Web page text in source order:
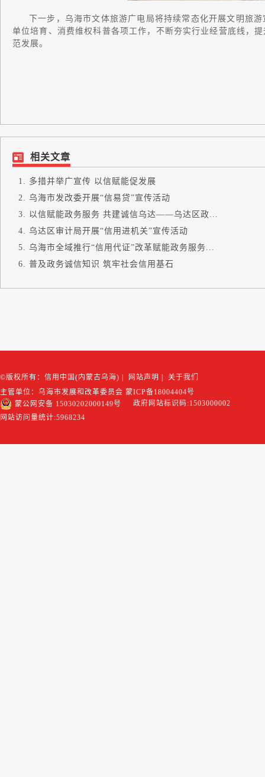
下一步，乌海市文体旅游广电局将持续常态化开展文明旅
单位培育、消费维权科普各项工作，不断夯实行业经营底线，
范发展。
相关文章
多措并举广宣传 以信赋能促发展
乌海市发改委开展“信易贷”宣传活动
以信赋能政务服务 共建诚信乌达——乌达区政...
乌达区审计局开展“信用进机关”宣传活动
乌海市全域推行“信用代证”改革赋能政务服务...
普及政务诚信知识 筑牢社会信用基石
©版权所有：信用中国(内蒙古乌海) 网站声明
关于我们
主管单位：乌海市发展和改革委员会 蒙ICP备18004404号
蒙公网安备 15030202000149号
政府网站标识码:1503000002
网站访问量统计:5968234